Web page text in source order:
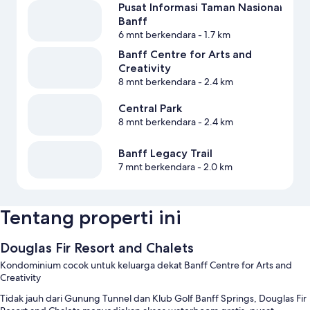
Pusat Informasi Taman Nasional
Banff
6 mnt berkendara- 1.7 km
Banff Centre for Arts and
Creativity
8 mnt berkendara- 2.4 km
Central Park
8 mnt berkendara- 2.4 km
Banff Legacy Trail
7 mnt berkendara- 2.0 km
Tentang properti ini
Douglas Fir Resort and Chalets
Kondominium cocok untuk keluarga dekat Banff Centre for Arts and
Creativity
Tidak jauh dari Gunung Tunnel dan Klub Golf Banff Springs, Douglas Fir